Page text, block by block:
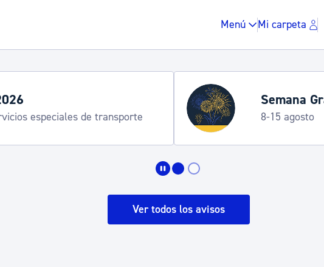
Menú Mi carpeta
Espacio público,
especiales de transporte
Semana
8-15 agosto
Ver todos los avisos